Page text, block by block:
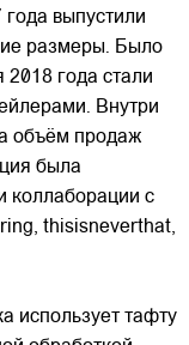
выпустили
размеры. Было
года стали
Внутри
объём продаж
была
коллаборации с
thisisneverthat,
использует тафту